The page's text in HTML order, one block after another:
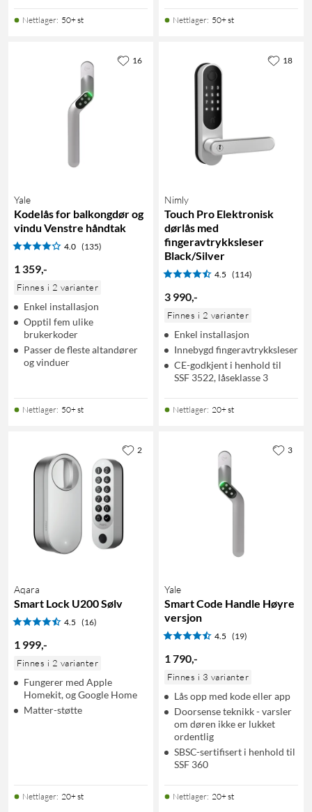
Nettlager: 50+ st Nettlager: 50+ st
Yale
Kodelås for balkongdør og
vindu Venstre håndtak
4.0 (135)
1 359,-
Finnes i 2 varianter
Enkel installasjon
Opptil fem ulike
brukerkoder
Passer de fleste altandører
og vinduer
Nettlager: 50+ st
16
Nimly
Touch Pro Elektronisk
dørlås med
fingeravtrykksleser
Black/Silver
4.5 (114)
3 990,-
Finnes i 2 varianter
Enkel installasjon
Innebygd fingeravtrykksleser
CE-godkjent i henhold til
SSF 3522, låseklasse 3
Nettlager: 20+ st
18
Aqara
Smart Lock U200 Sølv
4.5 (16)
1 999,-
Finnes i 2 varianter
Fungerer med Apple
Homekit, og Google Home
Matter-støtte
Nettlager: 20+ st
2
Yale
Smart Code Handle Høyre
versjon
4.5 (19)
1 790,-
Finnes i 3 varianter
Lås opp med kode eller app
Doorsense teknikk - varsler
om døren ikke er lukket
ordentlig
SBSC-sertifisert i henhold til
SSF 360
Nettlager: 20+ st
3